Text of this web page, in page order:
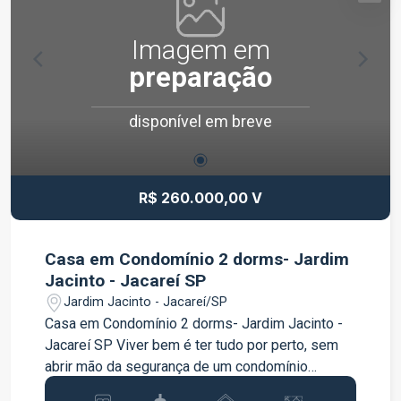
Imagem em
preparação
disponível em breve
R$ 260.000,00 V
Casa em Condomínio 2 dorms- Jardim
Jacinto - Jacareí SP
Jardim Jacinto - Jacareí/SP
Casa em Condomínio 2 dorms- Jardim Jacinto -
Jacareí SP Viver bem é ter tudo por perto, sem
abrir mão da segurança de um condomínio
fechado. Este sobrado é perfeito para quem